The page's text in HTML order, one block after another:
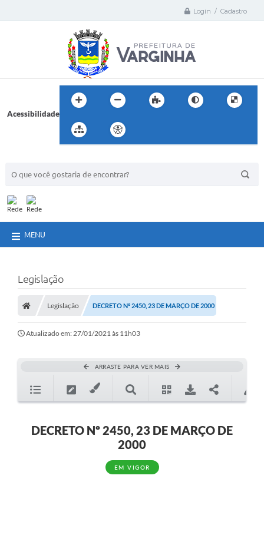
Login / Cadastro
Acessibilidade
MENU
Legislação
Legislação DECRETO Nº 2450, 23 DE MARÇO DE 2000
Atualizado em: 27/01/2021 às 11h03
ARRASTE PARA VER MAIS
DECRETO Nº 2450, 23 DE MARÇO DE
2000
EM VIGOR